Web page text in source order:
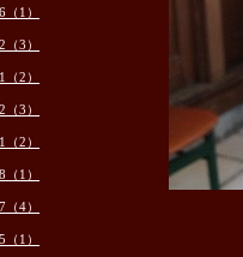
1）
3）
2）
3）
2）
1）
4）
1）